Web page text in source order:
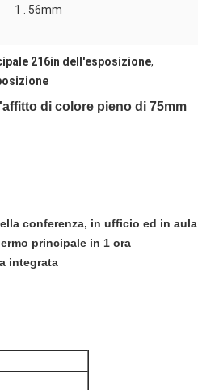
1 . 56mm
216in dell'esposizione,
di colore pieno di 75mm
conferenza, in ufficio ed in aula
principale in 1 ora
integrata